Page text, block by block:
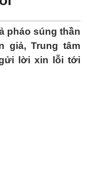
pháo súng thần
giả, Trung tâm
lời xin lỗi tới